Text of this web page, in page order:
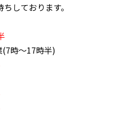
しております。
時～17時半)